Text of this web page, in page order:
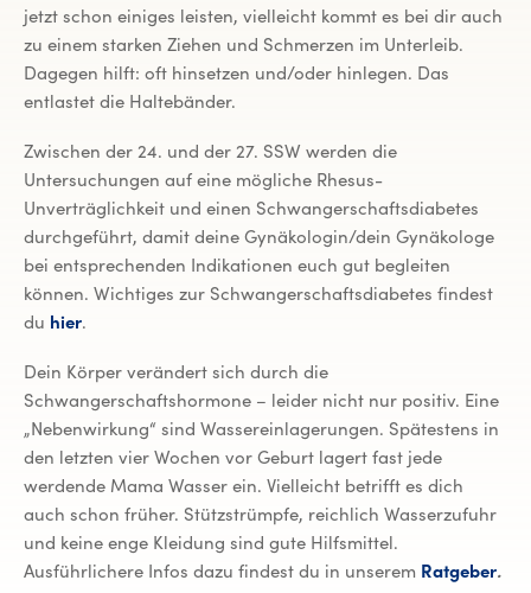
jetzt schon einiges leisten, vielleicht kommt es bei dir auch
zu einem starken Ziehen und Schmerzen im Unterleib.
Dagegen hilft: oft hinsetzen und/oder hinlegen. Das
entlastet die Haltebänder.
Zwischen der 24. und der 27. SSW werden die
Untersuchungen auf eine mögliche Rhesus-
Unverträglichkeit und einen Schwangerschaftsdiabetes
durchgeführt, damit deine Gynäkologin/dein Gynäkologe
bei entsprechenden Indikationen euch gut begleiten
können. Wichtiges zur Schwangerschaftsdiabetes findest
du hier.
Dein Körper verändert sich durch die
Schwangerschaftshormone – leider nicht nur positiv. Eine
„Nebenwirkung“ sind Wassereinlagerungen. Spätestens in
den letzten vier Wochen vor Geburt lagert fast jede
werdende Mama Wasser ein. Vielleicht betrifft es dich
auch schon früher. Stützstrümpfe, reichlich Wasserzufuhr
und keine enge Kleidung sind gute Hilfsmittel.
Ausführlichere Infos dazu findest du in unserem Ratgeber.